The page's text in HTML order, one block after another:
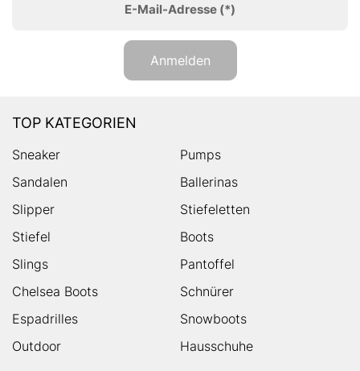
E-Mail-Adresse (*)
Anmelden
TOP KATEGORIEN
Sneaker
Pumps
Sandalen
Ballerinas
Slipper
Stiefeletten
Stiefel
Boots
Slings
Pantoffel
Chelsea Boots
Schnürer
Espadrilles
Snowboots
Outdoor
Hausschuhe